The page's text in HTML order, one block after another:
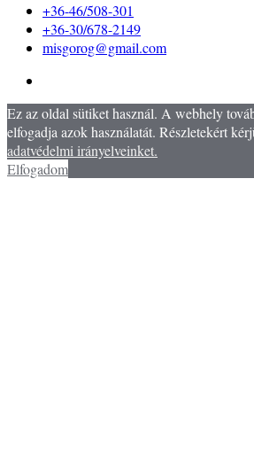
+36-46/508-301
+36-30/678-2149
misgorog@gmail.com
Ez az oldal sütiket használ. A webhely
elfogadja azok használatát. Részletekért
adatvédelmi irányelveinket.
Elfogadom